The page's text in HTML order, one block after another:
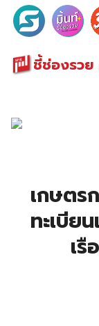
ชี้ช่องรวย
Search
for:
เกษตร
ทะเบีย
เรื